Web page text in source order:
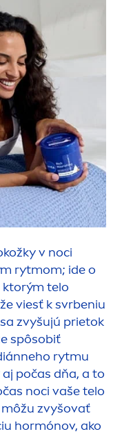
v noci
rytmom; ide o
telo
viesť k svrbeniu
zvyšujú prietok
spôsobiť
rytmu
počas dňa, a to
noci vaše telo
zvyšovať
hormónov, ako